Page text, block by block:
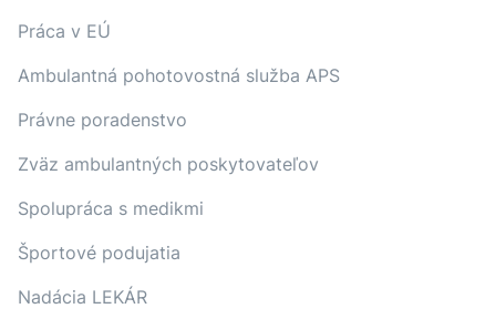
Práca v EÚ
Ambulantná pohotovostná služba APS
Právne poradenstvo
Zväz ambulantných poskytovateľov
Spolupráca s medikmi
Športové podujatia
Nadácia LEKÁR